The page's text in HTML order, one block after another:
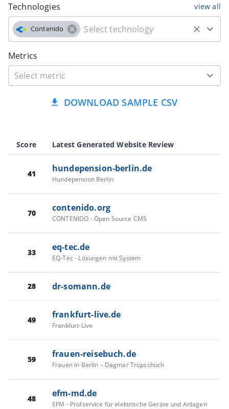
Technologies view all
Contenido
Metrics
DOWNLOAD SAMPLE CSV
Score Latest Generated Website Review
41 hundepension-berlin.de
Hundepension Berlin
70 contenido.org
CONTENIDO - Open Source CMS
33 eq-tec.de
EQ-Tec - Lösungen mit System
28 dr-somann.de
49 frankfurt-live.de
Frankfurt-Live
59 frauen-reisebuch.de
Frauen in Berlin – Dagmar Trüpschuch
48 efm-md.de
EFM - Prüfservice für elektrische Geräte und Anlagen